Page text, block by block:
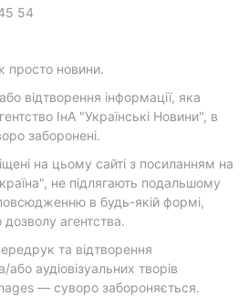
54
просто новини.
відтворення інформації, яка
ІнА "Українські Новини", в
заборонені.
на цьому сайті з посиланням на
не підлягають подальшому
в будь-якій формі,
агентства.
та відтворення
або аудіовізуальних творів
— суворо забороняється.